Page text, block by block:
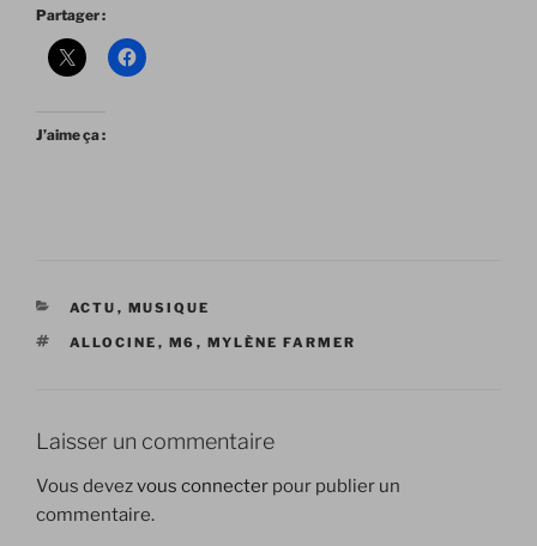
Partager :
J’aime ça :
CATÉGORIES
ACTU , MUSIQUE
ÉTIQUETTES
ALLOCINE , M6 , MYLÈNE FARMER
Laisser un commentaire
Vous devezvous connecter pour publier un
commentaire.